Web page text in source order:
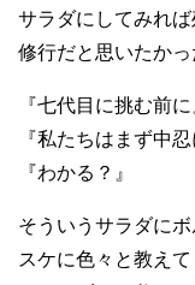
サラダにしてみれ
修行だと思いたかっ
『七代目に挑む前に
『私たちはまず中
『わかる？』
そういうサラダに
スケに色々と教え